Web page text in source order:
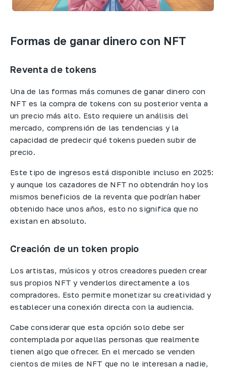
Formas de ganar dinero con NFT
Reventa de tokens
Una de las formas más comunes de ganar dinero con
NFT es la compra de tokens con su posterior venta a
un precio más alto. Esto requiere un análisis del
mercado, comprensión de las tendencias y la
capacidad de predecir qué tokens pueden subir de
precio.
Este tipo de ingresos está disponible incluso en 2025:
y aunque los cazadores de NFT no obtendrán hoy los
mismos beneficios de la reventa que podrían haber
obtenido hace unos años, esto no significa que no
existan en absoluto.
Creación de un token propio
Los artistas, músicos y otros creadores pueden crear
sus propios NFT y venderlos directamente a los
compradores. Esto permite monetizar su creatividad y
establecer una conexión directa con la audiencia.
Cabe considerar que esta opción solo debe ser
contemplada por aquellas personas que realmente
tienen algo que ofrecer. En el mercado se venden
cientos de miles de NFT que no le interesan a nadie,